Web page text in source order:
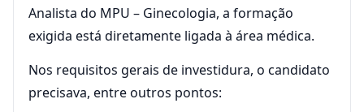
Analista do MPU – Ginecologia, a formação
exigida está diretamente ligada à área médica.
Nos requisitos gerais de investidura, o candidato
precisava, entre outros pontos: